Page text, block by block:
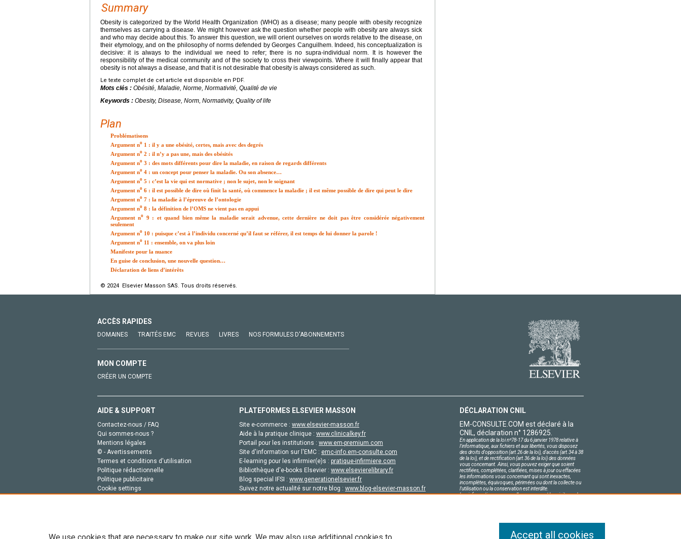
Summary
Obesity is categorized by the World Health Organization (WHO) as a disease; many people with obesity recognize
themselves as carrying a disease. We might however ask the question whether people with obesity are always sick
and who may decide about this. To answer this question, we will orient ourselves on words relative to the disease, on
their etymology, and on the philosophy of norms defended by Georges Canguilhem. Indeed, his conceptualization is
decisive: it is always to the individual we need to refer; there is no supra-individual norm. It is however the
responsibility of the medical community and of the society to cross their viewpoints. Where it will finally appear that
obesity is not always a disease, and that it is not desirable that obesity is always considered as such.
Le texte complet de cet article est disponible en PDF.
Mots clés : Obésité, Maladie, Norme, Normativité, Qualité de vie
Keywords : Obesity, Disease, Norm, Normativity, Quality of life
Plan
Problématisons
Argument no 1 : il y a une obésité, certes, mais avec des degrés
Argument no 2 : il n’y a pas une, mais des obésités
Argument no 3 : des mots différents pour dire la maladie, en raison de regards différents
Argument no 4 : un concept pour penser la maladie. Ou son absence…
Argument no 5 : c’est la vie qui est normative ; non le sujet, non le soignant
Argument no 6 : il est possible de dire où finit la santé, où commence la maladie ; il est même possible de dire qui peut le dire
Argument no 7 : la maladie à l’épreuve de l’ontologie
Argument no 8 : la définition de l’OMS ne vient pas en appui
Argument no 9 : et quand bien même la maladie serait advenue, cette dernière ne doit pas être considérée négativement
seulement
Argument no 10 : puisque c’est à l’individu concerné qu’il faut se référer, il est temps de lui donner la parole !
Argument no 11 : ensemble, on va plus loin
Manifeste pour la nuance
En guise de conclusion, une nouvelle question…
Déclaration de liens d’intérêts
© 2024 Elsevier Masson SAS. Tous droits réservés.
ACCÈS RAPIDES
DOMAINES TRAITÉS EMC REVUES LIVRES NOS FORMULES D'ABONNEMENTS
MON COMPTE
CRÉER UN COMPTE
AIDE & SUPPORT
Contactez-nous / FAQ
Qui sommes-nous ?
Mentions légales
© - Avertissements
Termes et conditions d'utilisation
Politique rédactionnelle
Politique publicitaire
Cookie settings
PLATEFORMES ELSEVIER MASSON
Site e-commerce : www.elsevier-masson.fr
Aide à la pratique clinique : www.clinicalkey.fr
Portail pour les institutions : www.em-premium.com
Site d'information sur l'EMC : emc-info.em-consulte.com
E-learning pour les infirmier(e)s : pratique-infirmiere.com
Bibliothèque d'e-books Elsevier : www.elsevierelibrary.fr
Blog special IFSI : www.generationelsevier.fr
Suivez notre actualité sur notre blog : www.blog-elsevier-masson.fr
DÉCLARATION CNIL
EM-CONSULTE.COM est déclaré à la
CNIL, déclaration n° 1286925.
En application de la loi nº78-17 du 6 janvier 1978 relative à
l'informatique, aux fichiers et aux libertés, vous disposez
des droits d'opposition (art.26 de la loi), d'accès (art.34 à 38
de la loi), et de rectification (art.36 de la loi) des données
vous concernant. Ainsi, vous pouvez exiger que soient
rectifiées, complétées, clarifiées, mises à jour ou effacées
les informations vous concernant qui sont inexactes,
incomplètes, équivoques, périmées ou dont la collecte ou
l'utilisation ou la conservation est interdite.
Les informations personnelles concernant les visiteurs de
Accept all cookies